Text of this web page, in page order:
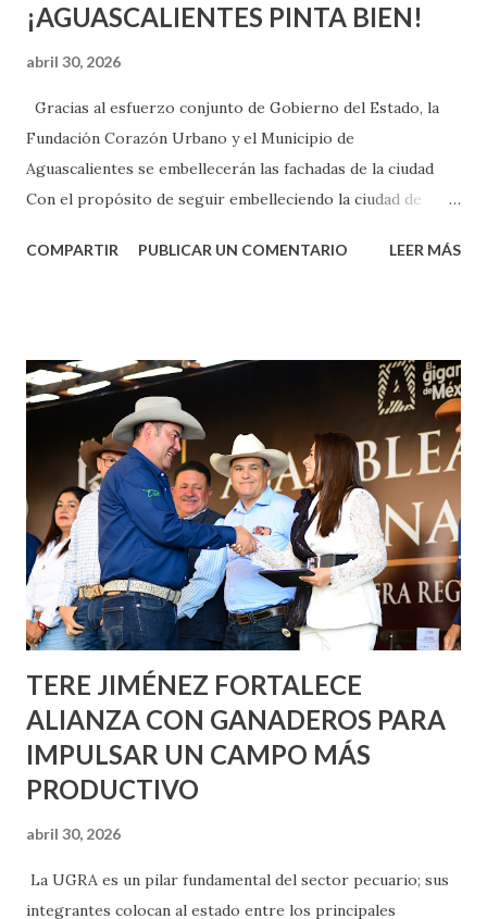
¡AGUASCALIENTES PINTA BIEN!
abril 30, 2026
Gracias al esfuerzo conjunto de Gobierno del Estado, la
Fundación Corazón Urbano y el Municipio de
Aguascalientes se embellecerán las fachadas de la ciudad
Con el propósito de seguir embelleciendo la ciudad de
municipal, Leo Montañez dio inicio al programa
Corazón Urbano y el Municipio capital. Leo Montañez
informó que en este programa se usarán cerca de 90 mil
metros cuadrados de pintura, para dar inicio en la calle
Nieto, entre Jesús F. Elizondo y la calle 22 de Octubre, con
lo que se aplicará pintura en 66 casas. Posteriormente se
llevará este programa a Villas de Nuestra Señora de la
Asunción, Avenida Alameda y Decreto 27 de Septiembre, en
los edificios FOVISSSTE Ojo de Agua, en la comunidad
Norias de Paso Hondo y en los edificios de...
COMPARTIR PUBLICAR UN COMENTARIO LEER MÁS
TERE JIMÉNEZ FORTALECE
ALIANZA CON GANADEROS PARA
IMPULSAR UN CAMPO MÁS
PRODUCTIVO
abril 30, 2026
La UGRA es un pilar fundamental del sector pecuario; sus
integrantes colocan al estado entre los principales